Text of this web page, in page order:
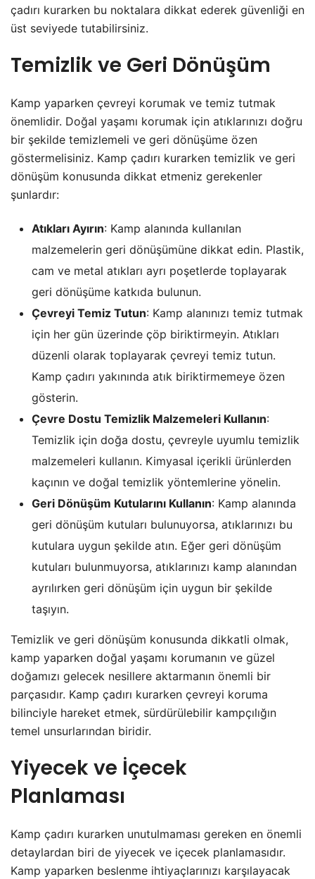
çadırı kurarken bu noktalara dikkat ederek güvenliği en
üst seviyede tutabilirsiniz.
Temizlik ve Geri Dönüşüm
Kamp yaparken çevreyi korumak ve temiz tutmak
önemlidir. Doğal yaşamı korumak için atıklarınızı doğru
bir şekilde temizlemeli ve geri dönüşüme özen
göstermelisiniz. Kamp çadırı kurarken temizlik ve geri
dönüşüm konusunda dikkat etmeniz gerekenler
şunlardır:
Atıkları Ayırın: Kamp alanında kullanılan
malzemelerin geri dönüşümüne dikkat edin. Plastik,
cam ve metal atıkları ayrı poşetlerde toplayarak
geri dönüşüme katkıda bulunun.
Çevreyi Temiz Tutun: Kamp alanınızı temiz tutmak
için her gün üzerinde çöp biriktirmeyin. Atıkları
düzenli olarak toplayarak çevreyi temiz tutun.
Kamp çadırı yakınında atık biriktirmemeye özen
gösterin.
Çevre Dostu Temizlik Malzemeleri Kullanın:
Temizlik için doğa dostu, çevreyle uyumlu temizlik
malzemeleri kullanın. Kimyasal içerikli ürünlerden
kaçının ve doğal temizlik yöntemlerine yönelin.
Geri Dönüşüm Kutularını Kullanın: Kamp alanında
geri dönüşüm kutuları bulunuyorsa, atıklarınızı bu
kutulara uygun şekilde atın. Eğer geri dönüşüm
kutuları bulunmuyorsa, atıklarınızı kamp alanından
ayrılırken geri dönüşüm için uygun bir şekilde
taşıyın.
Temizlik ve geri dönüşüm konusunda dikkatli olmak,
kamp yaparken doğal yaşamı korumanın ve güzel
doğamızı gelecek nesillere aktarmanın önemli bir
parçasıdır. Kamp çadırı kurarken çevreyi koruma
bilinciyle hareket etmek, sürdürülebilir kampçılığın
temel unsurlarından biridir.
Yiyecek ve İçecek
Planlaması
Kamp çadırı kurarken unutulmaması gereken en önemli
detaylardan biri de yiyecek ve içecek planlamasıdır.
Kamp yaparken beslenme ihtiyaçlarınızı karşılayacak